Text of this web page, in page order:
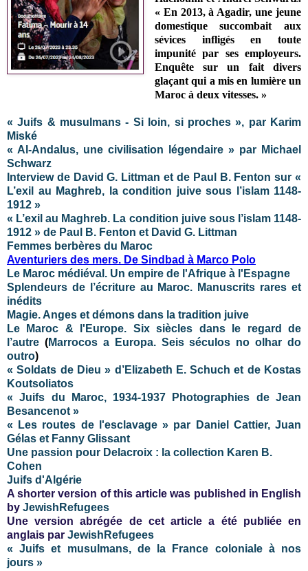
« En 2013, à Agadir, une jeune
domestique succombait aux
sévices infligés en toute
impunité par ses employeurs.
Enquête sur un fait divers
glaçant qui a mis en lumière un
Maroc à deux vitesses. »
« Juifs & musulmans - Si loin, si proches », par Karim
Miské
« Al-Andalus, une civilisation légendaire » par Michael
Schwarz
Interview de David G. Littman et de Paul B. Fenton sur «
L’exil au Maghreb, la condition juive sous l’islam 1148-
1912 »
« L’exil au Maghreb. La condition juive sous l’islam 1148-
1912 » de Paul B. Fenton et David G. Littman
Femmes berbères du Maroc
Aventuriers des mers. De Sindbad à Marco Polo
Le Maroc médiéval. Un empire de l'Afrique à l'Espagne
Splendeurs de l’écriture au Maroc. Manuscrits rares et
inédits
Magie. Anges et démons dans la tradition juive
Le Maroc & l'Europe. Six siècles dans le regard de
l’autre (Marrocos a Europa. Seis séculos no olhar do
outro)
« Soldats de Dieu » d’Elizabeth E. Schuch et de Kostas
Koutsoliatos
« Juifs du Maroc, 1934-1937 Photographies de Jean
Besancenot »
« Les routes de l'esclavage » par Daniel Cattier, Juan
Gélas et Fanny Glissant
Une passion pour Delacroix : la collection Karen B.
Cohen
Juifs d'Algérie
A shorter version of this article was published in English
by JewishRefugees
Une version abrégée de cet article a été publiée en
anglais par JewishRefugees
« Juifs et musulmans, de la France coloniale à nos
jours »